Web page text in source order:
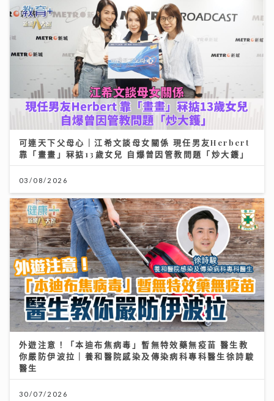
可連天下父母心｜江希文談母女關係 現任男友Herbert
靠「畫畫」冧掂13歲女兒 自爆曾因管教問題「炒大鑊」
03/08/2026
外遊注意！「本迪布焦病毒」暫無特效藥無疫苗 醫生教
你嚴防伊波拉｜養和醫院感染及傳染病科專科醫生徐詩駿
醫生
30/07/2026